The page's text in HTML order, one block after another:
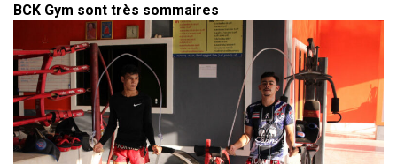
BCK Gym sont très sommaires